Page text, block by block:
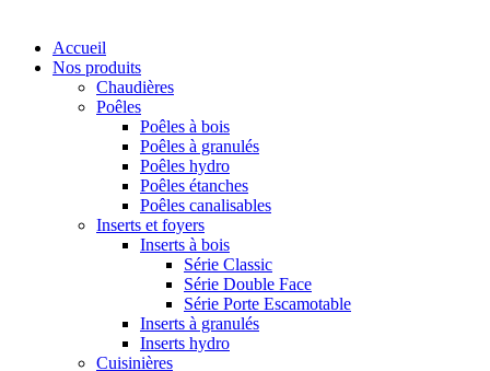
Accueil
Nos produits
Chaudières
Poêles
Poêles à bois
Poêles à granulés
Poêles hydro
Poêles étanches
Poêles canalisables
Inserts et foyers
Inserts à bois
Série Classic
Série Double Face
Série Porte Escamotable
Inserts à granulés
Inserts hydro
Cuisinières